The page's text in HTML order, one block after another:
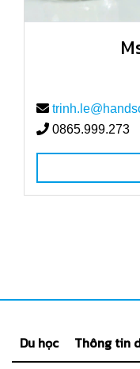
0865.999.273
Du học Thông tin